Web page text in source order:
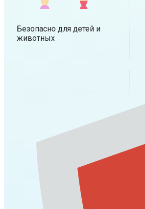
Безопасно для детей и
животных